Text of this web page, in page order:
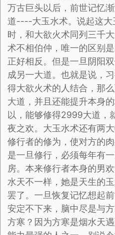
万古巨头以后，前世记忆
道----大玉水术。说起这大
时，和大欲火术同列三千
术不相伯仲，唯一的区别
正好相反。但是一旦阴阳
成另一大道。也就是说，
得大欲火术的人结合，那
大道，并且还能提升本身
以，能够修得2999大道，
夜之欢。大玉水术还有两
修行者的修为，使对方的
是一旦修行，必须每年有
房。本来修行者本身的男
水天不一样，她是天生的
罢了。一旦恢复记忆想起
安定不下来，脑中尽是与
方寒？因为方寒是烟水天